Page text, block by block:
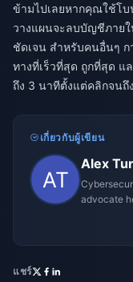
ข้ามไปเลยหากคุณใช้โบ
วางแผนจะลบบัญชีภาย
ชัดเจน สำหรับคนอื่นๆ ก
ทางที่เร็วที่สุด ถูกที่สุด แ
ถึง 3 นาทีตั้งแต่คลิกจนถึ
เกี่ยวกับผู้เขียน
Alex
advocate
แชร์